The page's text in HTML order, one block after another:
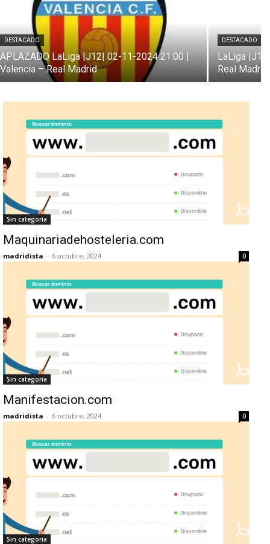
DESTACADO
APLAZADO LaLiga |J12| 02-11-2024 21:00 |
Valencia – Real Madrid
DESTACADO
LaLiga
Real Madrid
Sin categoría
Maquinariadehosteleria.com
madridista - 6 octubre, 2024 0
Sin categoría
Manifestacion.com
madridista - 6 octubre, 2024 0
Sin categoría